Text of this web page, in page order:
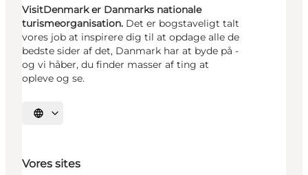
VisitDenmark er Danmarks nationale
turismeorganisation. Det er bogstaveligt talt
vores job at inspirere dig til at opdage alle de
bedste sider af det, Danmark har at byde på -
og vi håber, du finder masser af ting at
opleve og se.
Vælg sprog
Vores sites